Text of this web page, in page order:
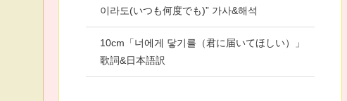
이라도(いつも何度でも)” 가사&해석
10cm「너에게 닿기를（君に届いてほしい）」
歌詞&日本語訳